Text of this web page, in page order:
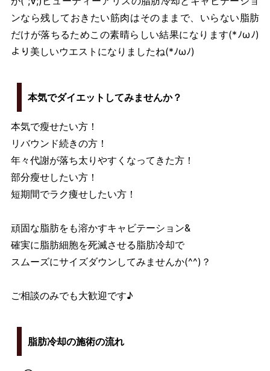
ンなら残しておきたい筋肉はそのままで、いらない脂肪
だけが落ちるためこの素晴らしい結果になります(*ﾉωﾉ)
より美しいウエストになりましたね(*ﾉωﾉ)
本気でダイエットしてみませんか？
本気で瘦せたい方！
リバウンド続きの方！
年々代謝が落ち太りやすくなってきた方！
部分瘦せしたい方！
短期間でラク痩せしたい方！
頑固な脂肪をも溶かすキャビテーション&
確実に脂肪細胞を死滅させる脂肪冷却で
スムーズにサイズダウンしてみませんか(^^)？
ご相談のみでも大歓迎です♪
脂肪冷却の施術の流れ